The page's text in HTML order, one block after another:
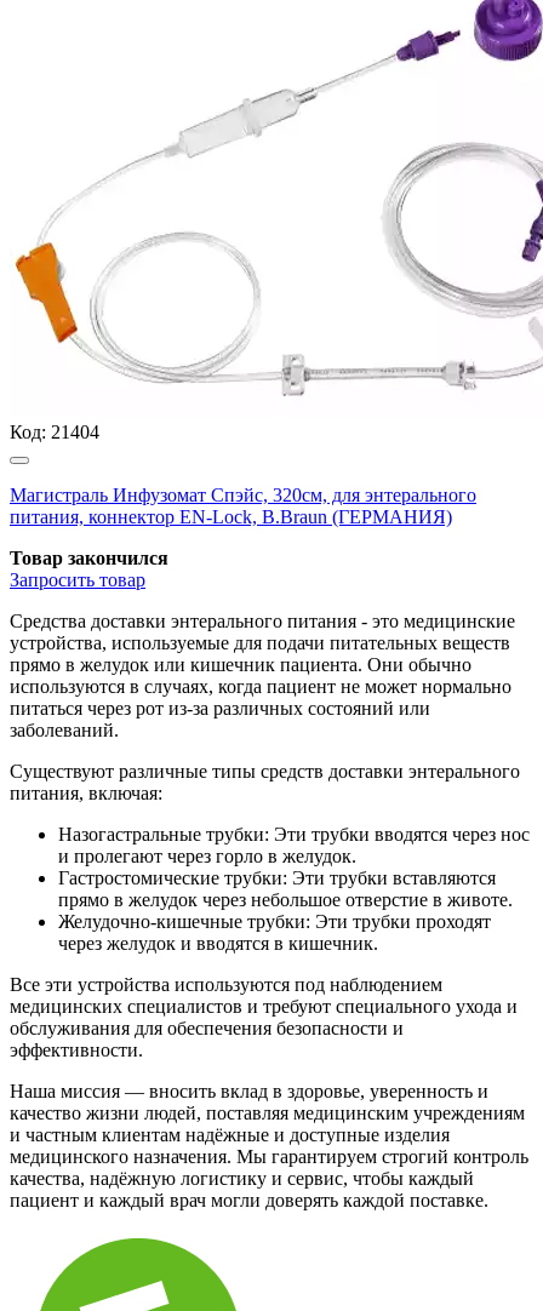
Код: 21404
Магистраль Инфузомат Спэйс, 320см, для энтерального
питания, коннектор EN-Lock, B.Braun (ГЕРМАНИЯ)
Товар закончился
Запросить товар
Средства доставки энтерального питания - это медицинские
устройства, используемые для подачи питательных веществ
прямо в желудок или кишечник пациента. Они обычно
используются в случаях, когда пациент не может нормально
питаться через рот из-за различных состояний или
заболеваний.
Существуют различные типы средств доставки энтерального
питания, включая:
Назогастральные трубки: Эти трубки вводятся через нос
и пролегают через горло в желудок.
Гастростомические трубки: Эти трубки вставляются
прямо в желудок через небольшое отверстие в животе.
Желудочно-кишечные трубки: Эти трубки проходят
через желудок и вводятся в кишечник.
Все эти устройства используются под наблюдением
медицинских специалистов и требуют специального ухода и
обслуживания для обеспечения безопасности и
эффективности.
Наша миссия — вносить вклад в здоровье, уверенность и
качество жизни людей, поставляя медицинским учреждениям
и частным клиентам надёжные и доступные изделия
медицинского назначения. Мы гарантируем строгий контроль
качества, надёжную логистику и сервис, чтобы каждый
пациент и каждый врач могли доверять каждой поставке.